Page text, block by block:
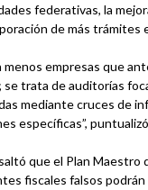
federativas, la
de más trámites
menos empresas que
se trata de auditorías
mediante cruces de
específicas”,
que el Plan Maestro
fiscales falsos